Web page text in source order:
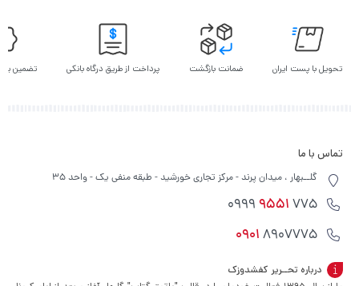
تحویل با پست ایران ضمانت بازگشت پرداخت از طریق درگاه بانکی تضمین
تماس با ما
گلــبهار ، میدان پرند - مرکز تجاری خورشید - طبقه منفی یک - واحد 35
9551775 0999
09018907775
درباره تحــریر کفشدوزک